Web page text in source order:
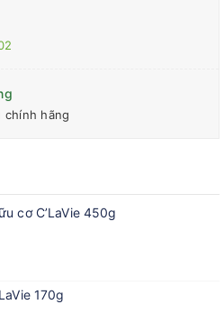
chính hãng
cơ C’LaVie 450g
170g